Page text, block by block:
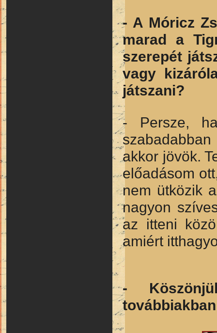
- A Móricz
marad a
szerepét
vagy
játszani?
- Persze,
akkor jövök.
előadásom
nem ütközik
nagyon
az itteni
amiért
-